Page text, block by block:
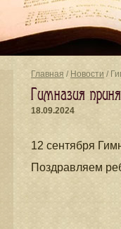
Главная / Новости /
Гимназия
18.09.2024
12 сентября
Поздравляем